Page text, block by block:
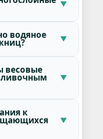
водяное
весовые
к